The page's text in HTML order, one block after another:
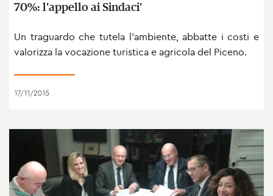
70%: l'appello ai Sindaci'
Un traguardo che tutela l'ambiente, abbatte i costi e
valorizza la vocazione turistica e agricola del Piceno.
17/11/2015